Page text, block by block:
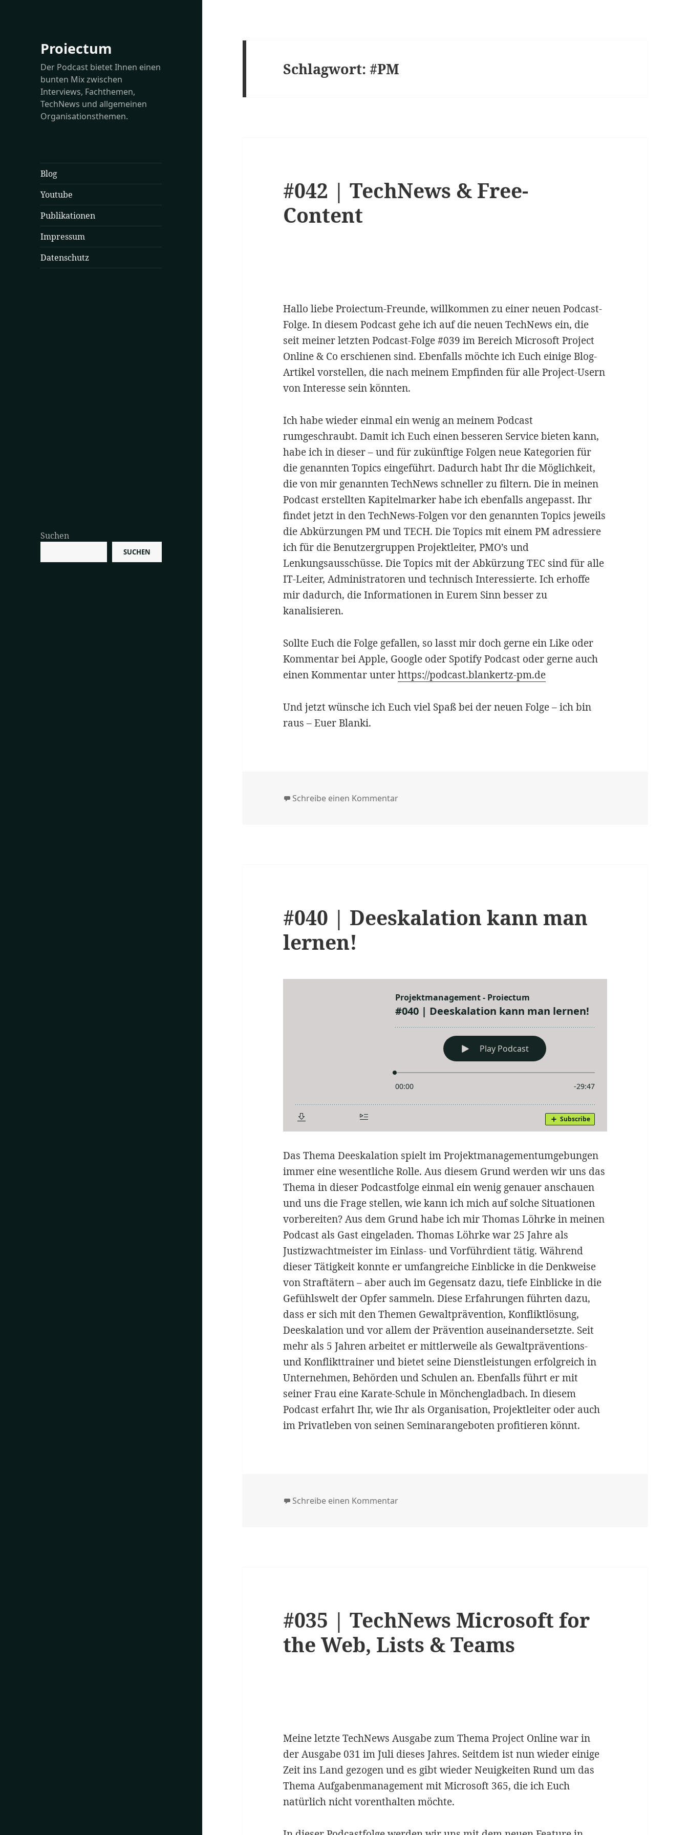
Proiectum
Der Podcast bietet Ihnen einen
bunten Mix zwischen
Interviews, Fachthemen,
TechNews und allgemeinen
Organisationsthemen.
Blog
Youtube
Publikationen
Impressum
Datenschutz
Suchen
SUCHEN
Schlagwort:#PM
#042 | TechNews & Free-
Content
Hallo liebe Proiectum-Freunde, willkommen zu einer neuen Podcast-
Folge. In diesem Podcast gehe ich auf die neuen TechNews ein, die
seit meiner letzten Podcast-Folge #039 im Bereich Microsoft Project
Online & Co erschienen sind. Ebenfalls möchte ich Euch einige Blog-
Artikel vorstellen, die nach meinem Empfinden für alle Project-Usern
von Interesse sein könnten.
Ich habe wieder einmal ein wenig an meinem Podcast
rumgeschraubt. Damit ich Euch einen besseren Service bieten kann,
habe ich in dieser – und für zukünftige Folgen neue Kategorien für
die genannten Topics eingeführt. Dadurch habt Ihr die Möglichkeit,
die von mir genannten TechNews schneller zu filtern. Die in meinen
Podcast erstellten Kapitelmarker habe ich ebenfalls angepasst. Ihr
findet jetzt in den TechNews-Folgen vor den genannten Topics jeweils
die Abkürzungen PM und TECH. Die Topics mit einem PM adressiere
ich für die Benutzergruppen Projektleiter, PMO’s und
Lenkungsausschüsse. Die Topics mit der Abkürzung TEC sind für alle
IT-Leiter, Administratoren und technisch Interessierte. Ich erhoffe
mir dadurch, die Informationen in Eurem Sinn besser zu
kanalisieren.
Sollte Euch die Folge gefallen, so lasst mir doch gerne ein Like oder
Kommentar bei Apple, Google oder Spotify Podcast oder gerne auch
einen Kommentar unterhttps://podcast.blankertz-pm.de
Und jetzt wünsche ich Euch viel Spaß bei der neuen Folge – ich bin
raus – Euer Blanki.
Schreibe einen Kommentarzu #042 | TechNews & Free-Content
#040 | Deeskalation kann man
lernen!
Das Thema Deeskalation spielt im Projektmanagementumgebungen
immer eine wesentliche Rolle. Aus diesem Grund werden wir uns das
Thema in dieser Podcastfolge einmal ein wenig genauer anschauen
und uns die Frage stellen, wie kann ich mich auf solche Situationen
vorbereiten? Aus dem Grund habe ich mir Thomas Löhrke in meinen
Podcast als Gast eingeladen. Thomas Löhrke war 25 Jahre als
Justizwachtmeister im Einlass- und Vorführdient tätig. Während
dieser Tätigkeit konnte er umfangreiche Einblicke in die Denkweise
von Straftätern – aber auch im Gegensatz dazu, tiefe Einblicke in die
Gefühlswelt der Opfer sammeln. Diese Erfahrungen führten dazu,
dass er sich mit den Themen Gewaltprävention, Konfliktlösung,
Deeskalation und vor allem der Prävention auseinandersetzte. Seit
mehr als 5 Jahren arbeitet er mittlerweile als Gewaltpräventions-
und Konflikttrainer und bietet seine Dienstleistungen erfolgreich in
Unternehmen, Behörden und Schulen an. Ebenfalls führt er mit
seiner Frau eine Karate-Schule in Mönchengladbach. In diesem
Podcast erfahrt Ihr, wie Ihr als Organisation, Projektleiter oder auch
im Privatleben von seinen Seminarangeboten profitieren könnt.
Schreibe einen Kommentarzu #040 | Deeskalation kann man lernen!
#035 | TechNews Microsoft for
the Web, Lists & Teams
Meine letzte TechNews Ausgabe zum Thema Project Online war in
der Ausgabe 031 im Juli dieses Jahres. Seitdem ist nun wieder einige
Zeit ins Land gezogen und es gibt wieder Neuigkeiten Rund um das
Thema Aufgabenmanagement mit Microsoft 365, die ich Euch
natürlich nicht vorenthalten möchte.